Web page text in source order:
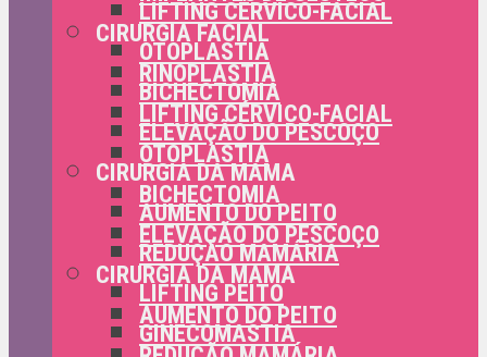
LIFTING CÉRVICO-FACIAL
OTOPLASTIA
BICHECTOMIA
ELEVAÇÃO DO PESCOÇO
CIRURGIA DA MAMA
AUMENTO DO PEITO
REDUÇÃO MAMÁRIA
LIFTING PEITO
GINECOMASTIA
CIRURGIA FACIAL
RINOPLASTIA
LIFTING CÉRVICO-FACIAL
OTOPLASTIA
BICHECTOMIA
ELEVAÇÃO DO PESCOÇO
CIRURGIA DA MAMA
AUMENTO DO PEITO